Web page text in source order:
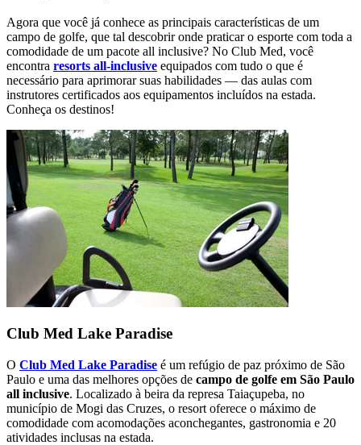
Agora que você já conhece as principais características de um
campo de golfe, que tal descobrir onde praticar o esporte com toda a
comodidade de um pacote all inclusive? No Club Med, você
encontra resorts all-inclusive equipados com tudo o que é
necessário para aprimorar suas habilidades — das aulas com
instrutores certificados aos equipamentos incluídos na estada.
Conheça os destinos!
Club Med Lake Paradise
O Club Med Lake Paradise é um refúgio de paz próximo de São
Paulo e uma das melhores opções de campo de golfe em São Paulo
all inclusive. Localizado à beira da represa Taiaçupeba, no
município de Mogi das Cruzes, o resort oferece o máximo de
comodidade com acomodações aconchegantes, gastronomia e 20
atividades inclusas na estada.